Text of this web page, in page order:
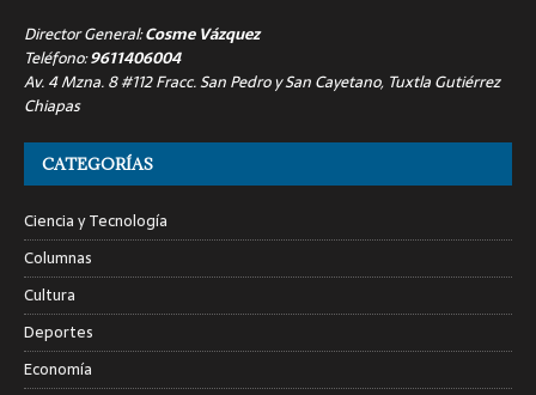
Director General:Cosme Vázquez
Teléfono:9611406004
Av. 4 Mzna. 8 #112 Fracc. San Pedro y San Cayetano, Tuxtla Gutiérrez
Chiapas
CATEGORÍAS
Ciencia y Tecnología
Columnas
Cultura
Deportes
Economía